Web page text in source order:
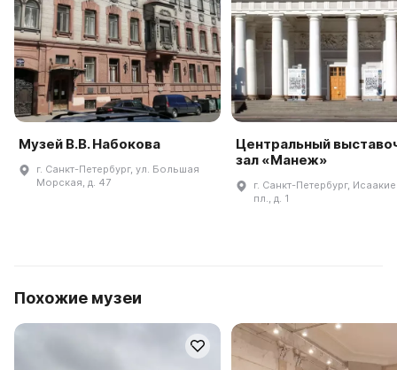
Музей В.В. Набокова
г. Санкт-Петербург, ул. Большая
Морская, д. 47
Центральный
зал «Манеж»
г. Санкт-Петербург,
пл., д. 1
Похожие музеи